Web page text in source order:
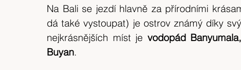
Bílé Karpaty CHKO Island
Na Bali se jezdí hlavně za přírodními
dá také vystoupat) je ostrov známý díky
nejkrásnějších míst je vodopád Banyumala,
Buyan.